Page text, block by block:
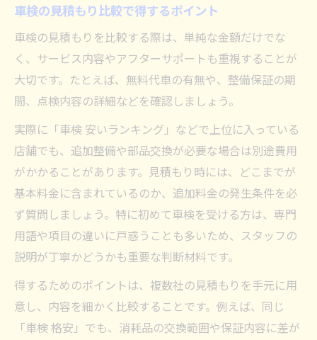
車検の見積もり比較で得するポイント
車検の見積もりを比較する際は、単純な金額だけでな
く、サービス内容やアフターサポートも重視することが
大切です。たとえば、無料代車の有無や、整備保証の期
間、点検内容の詳細などを確認しましょう。
実際に「車検 安いランキング」などで上位に入っている
店舗でも、追加整備や部品交換が必要な場合は別途費用
がかかることがあります。見積もり時には、どこまでが
基本料金に含まれているのか、追加料金の発生条件を必
ず質問しましょう。特に初めて車検を受ける方は、専門
用語や項目の違いに戸惑うことも多いため、スタッフの
説明が丁寧かどうかも重要な判断材料です。
得するためのポイントは、複数社の見積もりを手元に用
意し、内容を細かく比較することです。例えば、同じ
「車検 格安」でも、消耗品の交換範囲や保証内容に差が